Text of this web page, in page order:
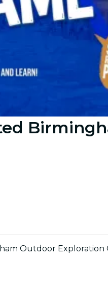
Outdoor Exploration